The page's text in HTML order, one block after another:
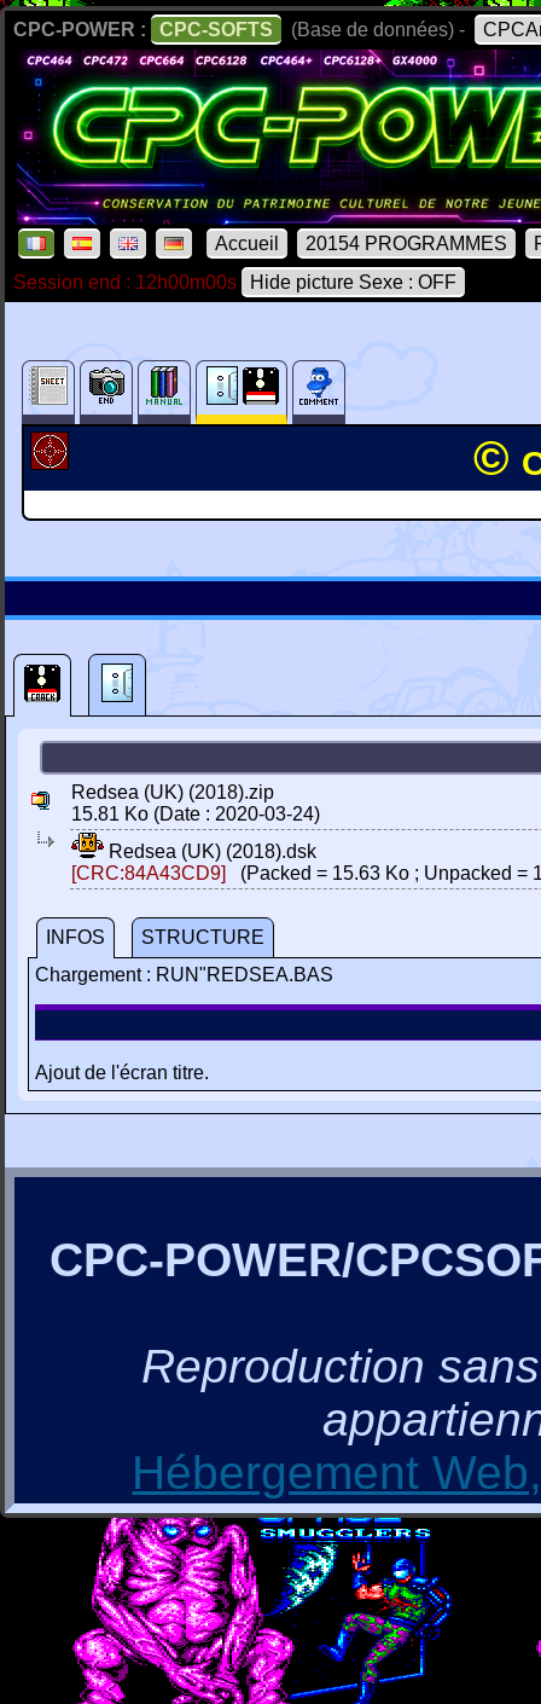
CPC-POWER : CPC-SOFTS (Base de données) -
Accueil 20154 PROGRAMMES
Session end : 12h00m00s
Hide picture Sexe : OFF
©
Redsea (UK) (2018).zip
15.81 Ko (Date : 2020-03-24)
Redsea (UK) (2018).dsk
[CRC:84A43CD9]
(Packed = 15.63 Ko ; Unpacked =
INFOS
STRUCTURE
Chargement : RUN"REDSEA.BAS
Ajout de l'écran titre.
CPC-POWER/
Reproduction
Hébergement